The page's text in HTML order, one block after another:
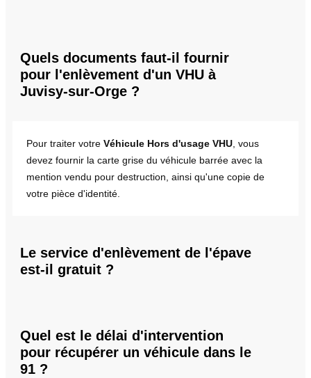
Quels documents faut-il fournir
pour l'enlèvement d'un VHU à
Juvisy-sur-Orge ?
Pour traiter votre Véhicule Hors d'usage VHU , vous
devez fournir la carte grise du véhicule barrée avec la
mention vendu pour destruction, ainsi qu'une copie de
votre pièce d'identité.
Le service d'enlèvement de l'épave
est-il gratuit ?
Quel est le délai d'intervention
pour récupérer un véhicule dans le
91 ?